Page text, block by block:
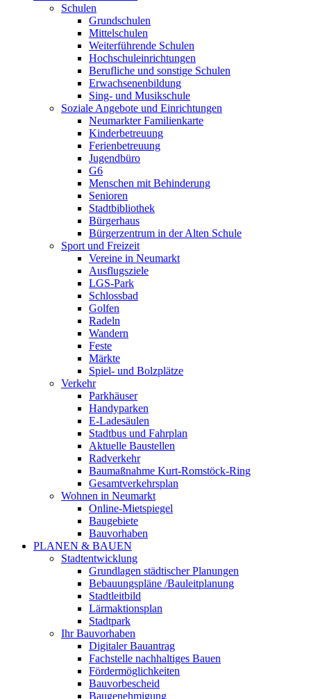
Schulen
Grundschulen
Mittelschulen
Weiterführende Schulen
Hochschuleinrichtungen
Berufliche und sonstige Schulen
Erwachsenenbildung
Sing- und Musikschule
Soziale Angebote und Einrichtungen
Neumarkter Familienkarte
Kinderbetreuung
Ferienbetreuung
Jugendbüro
G6
Menschen mit Behinderung
Senioren
Stadtbibliothek
Bürgerhaus
Bürgerzentrum in der Alten Schule
Sport und Freizeit
Vereine in Neumarkt
Ausflugsziele
LGS-Park
Schlossbad
Golfen
Radeln
Wandern
Feste
Märkte
Spiel- und Bolzplätze
Verkehr
Parkhäuser
Handyparken
E-Ladesäulen
Stadtbus und Fahrplan
Aktuelle Baustellen
Radverkehr
Baumaßnahme Kurt-Romstöck-Ring
Gesamtverkehrsplan
Wohnen in Neumarkt
Online-Mietspiegel
Baugebiete
Bauvorhaben
PLANEN & BAUEN
Stadtentwicklung
Grundlagen städtischer Planungen
Bebauungspläne /Bauleitplanung
Stadtleitbild
Lärmaktionsplan
Stadtpark
Ihr Bauvorhaben
Digitaler Bauantrag
Fachstelle nachhaltiges Bauen
Fördermöglichkeiten
Bauvorbescheid
Baugenehmigung